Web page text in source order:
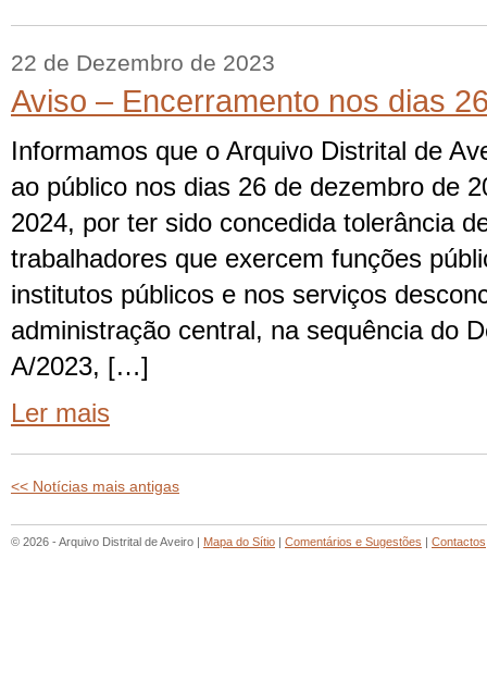
22 de Dezembro de 2023
Aviso – Encerramento nos dias
Informamos que o Arquivo Distrital de
ao público nos dias 26 de dezembro de
2024, por ter sido concedida tolerância
trabalhadores que exercem funções
institutos públicos e nos serviços
administração central, na sequência do
A/2023, […]
Ler mais
<< Notícias mais antigas
© 2026 - Arquivo Distrital de Aveiro | Mapa do Sítio | Comentários e Sugestões | Contactos